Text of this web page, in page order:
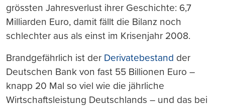
grössten Jahresverlust ihrer Geschichte: 6,7
Milliarden Euro, damit fällt die Bilanz noch
schlechter aus als einst im Krisenjahr 2008.
Brandgefährlich ist der Derivatebestand der
Deutschen Bank von fast 55 Billionen Euro –
knapp 20 Mal so viel wie die jährliche
Wirtschaftsleistung Deutschlands – und das bei